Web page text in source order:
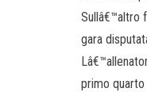
Sullâ€™altro
gara
primo